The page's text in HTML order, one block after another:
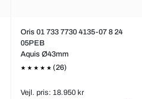
Oris 01 733 7730 4135-07 8 24
05PEB
Aquis Ø43mm
(26)
Vejl. pris: 18.950 kr